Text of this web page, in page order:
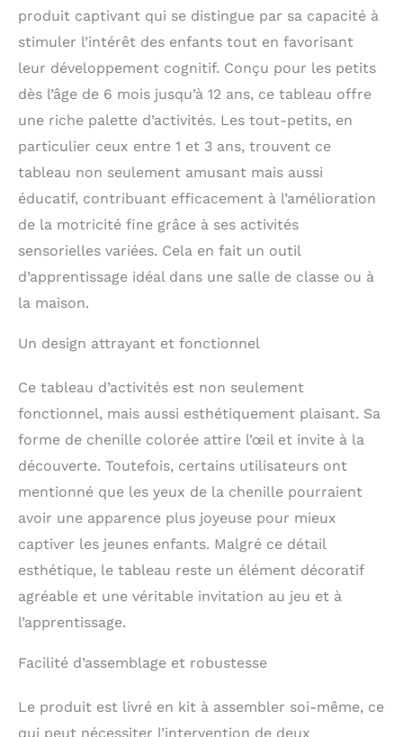
produit captivant qui se distingue par sa capacité à
stimuler l’intérêt des enfants tout en favorisant
leur développement cognitif. Conçu pour les petits
dès l’âge de 6 mois jusqu’à 12 ans, ce tableau offre
une riche palette d’activités. Les tout-petits, en
particulier ceux entre 1 et 3 ans, trouvent ce
tableau non seulement amusant mais aussi
éducatif, contribuant efficacement à l’amélioration
de la motricité fine grâce à ses activités
sensorielles variées. Cela en fait un outil
d’apprentissage idéal dans une salle de classe ou à
la maison.
Un design attrayant et fonctionnel
Ce tableau d’activités est non seulement
fonctionnel, mais aussi esthétiquement plaisant. Sa
forme de chenille colorée attire l’œil et invite à la
découverte. Toutefois, certains utilisateurs ont
mentionné que les yeux de la chenille pourraient
avoir une apparence plus joyeuse pour mieux
captiver les jeunes enfants. Malgré ce détail
esthétique, le tableau reste un élément décoratif
agréable et une véritable invitation au jeu et à
l’apprentissage.
Facilité d’assemblage et robustesse
Le produit est livré en kit à assembler soi-même, ce
qui peut nécessiter l’intervention de deux